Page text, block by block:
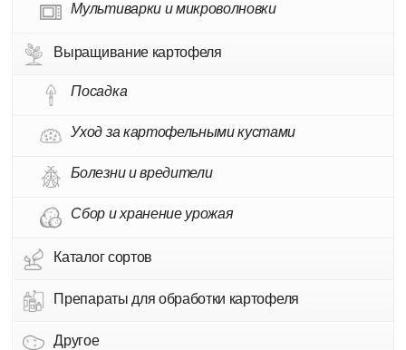
Мультиварки и микроволновки
Выращивание картофеля
Посадка
Уход за картофельными кустами
Болезни и вредители
Сбор и хранение урожая
Каталог сортов
Препараты для обработки картофеля
Другое